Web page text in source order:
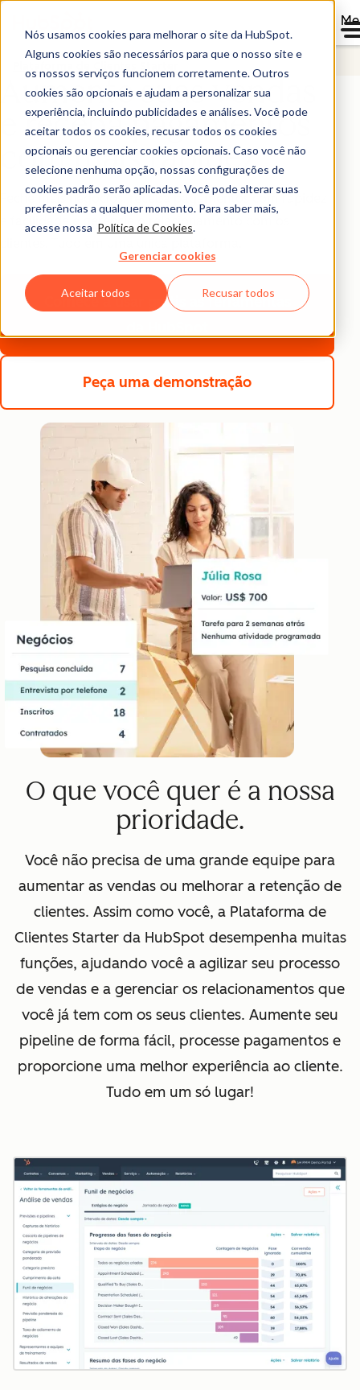
Nós usamos cookies para melhorar o site da HubSpot.
Alguns cookies são necessários para que o nosso site e
os nossos serviços funcionem corretamente. Outros
cookies são opcionais e ajudam a personalizar sua
experiência, incluindo publicidades e análises. Você pode
aceitar todos os cookies, recusar todos os cookies
opcionais ou gerenciar cookies opcionais. Caso você não
selecione nenhuma opção, nossas configurações de
cookies padrão serão aplicadas. Você pode alterar suas
preferências a qualquer momento. Para saber mais,
acesse nossa Política de Cookies.
Gerenciar cookies
Aceitar todos Recusar todos
Plataforma de Clientes Starter
Aumente suas vendas
e receba pagamentos
com mais rapidez
Feche mais negócios, receba pagamentos com rapidez
e facilidade e gerencie o relacionamento com os
Comece a usar grátis
as ferramentas
Peça uma demonstração
O que você quer é a nossa
prioridade.
Você não precisa de uma grande equipe para
aumentar as vendas ou melhorar a retenção de
clientes. Assim como você, a Plataforma de
Clientes Starter da HubSpot desempenha muitas
funções, ajudando você a agilizar seu processo
de vendas e a gerenciar os relacionamentos que
você já tem com os seus clientes. Aumente seu
pipeline de forma fácil, processe pagamentos e
proporcione uma melhor experiência ao cliente.
Tudo em um só lugar!